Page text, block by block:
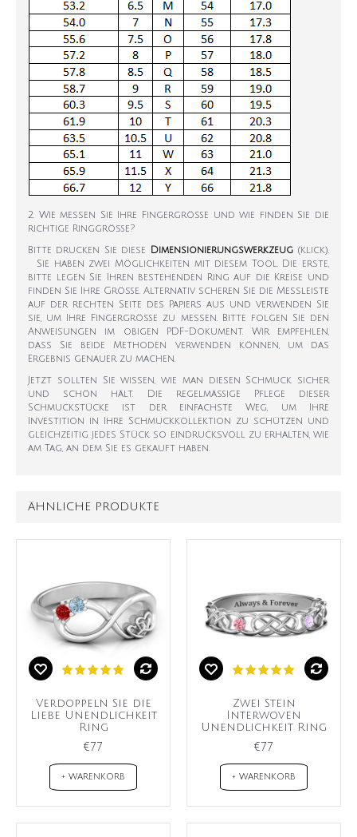
2. Wie messen Sie Ihre Fingergröße und wie finden Sie die
richtige Ringgröße?
Bitte drucken Sie diese Dimensionierungswerkzeug (klick).
Sie haben zwei Möglichkeiten mit diesem Tool. Die erste,
bitte legen Sie Ihren bestehenden Ring auf die Kreise und
finden Sie Ihre Größe. Alternativ scheren Sie die Messleiste
auf der rechten Seite des Papiers aus und verwenden Sie
sie, um Ihre Fingergröße zu messen. Bitte folgen Sie den
Anweisungen im obigen PDF-Dokument. Wir empfehlen,
dass Sie beide Methoden verwenden können, um das
Ergebnis genauer zu machen.
Jetzt sollten Sie wissen, wie man diesen Schmuck sicher
und schön hält. Die regelmäßige Pflege dieser
Schmuckstücke ist der einfachste Weg, um Ihre
Investition in Ihre Schmuckkollektion zu schützen und
gleichzeitig jedes Stück so eindrucksvoll zu erhalten, wie
am Tag, an dem Sie es gekauft haben.
ÄHNLICHE PRODUKTE
Verdoppeln Sie die
Liebe Unendlichkeit
Ring
€77
+ WARENKORB
Zwei Stein
Interwoven
Unendlichkeit Ring
€77
+ WARENKORB